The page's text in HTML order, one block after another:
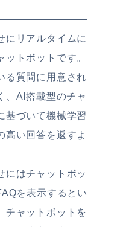
にリアルタイムに
ットボットです。
る質問に用意され
、AI搭載型のチャ
基づいて機械学習
高い回答を返すよ
にはチャットボッ
を表示するとい
チャットボットを